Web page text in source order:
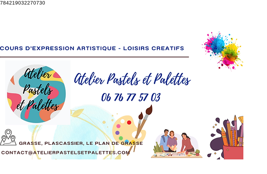
784219032270730